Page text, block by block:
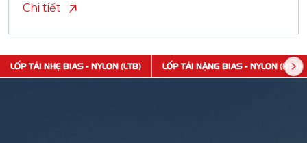
Chi tiết
LỐP TẢI NHẸ BIAS - NYLON (LTB) LỐP TẢI NẶNG BIAS - NYLON (HTB)